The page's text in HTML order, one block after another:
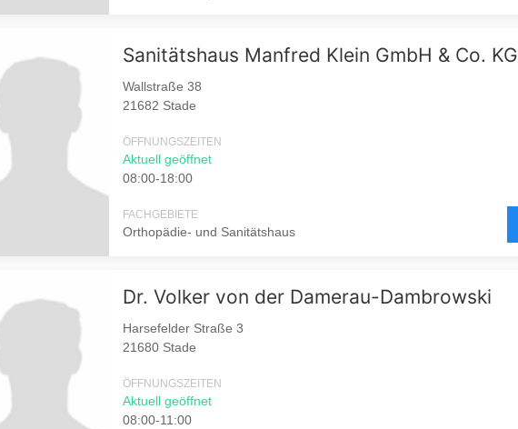
Sanitätshaus Manfred Klein GmbH & Co. KG
Wallstraße 38
21682 Stade
ÖFFNUNGSZEITEN
Aktuell geöffnet
08:00-18:00
FACHGEBIETE
Orthopädie- und Sanitätshaus
Dr. Volker von der Damerau-Dambrowski
Harsefelder Straße 3
21680 Stade
ÖFFNUNGSZEITEN
Aktuell geöffnet
08:00-11:00